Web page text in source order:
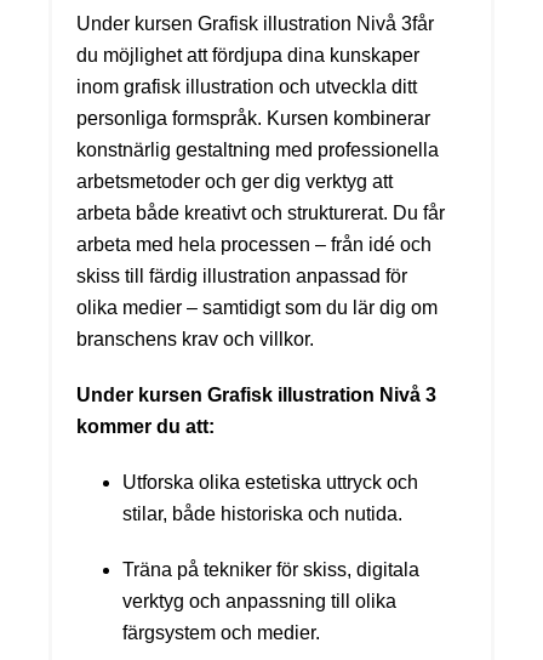
Under kursen Grafisk illustration Nivå 3får
du möjlighet att fördjupa dina kunskaper
inom grafisk illustration och utveckla ditt
personliga formspråk. Kursen kombinerar
konstnärlig gestaltning med professionella
arbetsmetoder och ger dig verktyg att
arbeta både kreativt och strukturerat. Du får
arbeta med hela processen – från idé och
skiss till färdig illustration anpassad för
olika medier – samtidigt som du lär dig om
branschens krav och villkor.
Under kursen Grafisk illustration Nivå 3
kommer du att:
Utforska olika estetiska uttryck och
stilar, både historiska och nutida.
Träna på tekniker för skiss, digitala
verktyg och anpassning till olika
färgsystem och medier.